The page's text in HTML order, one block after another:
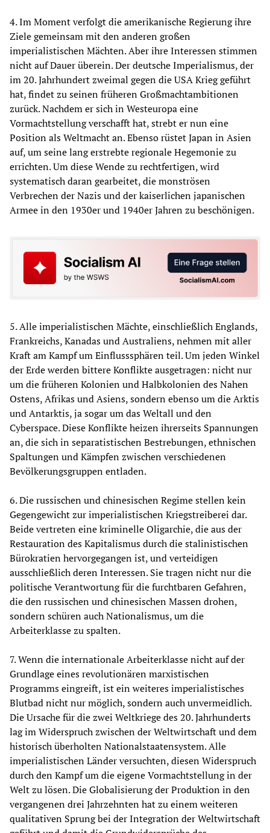
4. Im Moment verfolgt die amerikanische Regierung ihre
Ziele gemeinsam mit den anderen großen
imperialistischen Mächten. Aber ihre Interessen stimmen
nicht auf Dauer überein. Der deutsche Imperialismus, der
im 20. Jahrhundert zweimal gegen die USA Krieg geführt
hat, findet zu seinen früheren Großmachtambitionen
zurück. Nachdem er sich in Westeuropa eine
Vormachtstellung verschafft hat, strebt er nun eine
Position als Weltmacht an. Ebenso rüstet Japan in Asien
auf, um seine lang erstrebte regionale Hegemonie zu
errichten. Um diese Wende zu rechtfertigen, wird
systematisch daran gearbeitet, die monströsen
Verbrechen der Nazis und der kaiserlichen japanischen
Armee in den 1930er und 1940er Jahren zu beschönigen.
5. Alle imperialistischen Mächte, einschließlich Englands,
Frankreichs, Kanadas und Australiens, nehmen mit aller
Kraft am Kampf um Einflusssphären teil. Um jeden Winkel
der Erde werden bittere Konflikte ausgetragen: nicht nur
um die früheren Kolonien und Halbkolonien des Nahen
Ostens, Afrikas und Asiens, sondern ebenso um die Arktis
und Antarktis, ja sogar um das Weltall und den
Cyberspace. Diese Konflikte heizen ihrerseits Spannungen
an, die sich in separatistischen Bestrebungen, ethnischen
Spaltungen und Kämpfen zwischen verschiedenen
Bevölkerungsgruppen entladen.
6. Die russischen und chinesischen Regime stellen kein
Gegengewicht zur imperialistischen Kriegstreiberei dar.
Beide vertreten eine kriminelle Oligarchie, die aus der
Restauration des Kapitalismus durch die stalinistischen
Bürokratien hervorgegangen ist, und verteidigen
ausschließlich deren Interessen. Sie tragen nicht nur die
politische Verantwortung für die furchtbaren Gefahren,
die den russischen und chinesischen Massen drohen,
sondern schüren auch Nationalismus, um die
Arbeiterklasse zu spalten.
7. Wenn die internationale Arbeiterklasse nicht auf der
Grundlage eines revolutionären marxistischen
Programms eingreift, ist ein weiteres imperialistisches
Blutbad nicht nur möglich, sondern auch unvermeidlich.
Die Ursache für die zwei Weltkriege des 20. Jahrhunderts
lag im Widerspruch zwischen der Weltwirtschaft und dem
historisch überholten Nationalstaatensystem. Alle
imperialistischen Länder versuchten, diesen Widerspruch
durch den Kampf um die eigene Vormachtstellung in der
Welt zu lösen. Die Globalisierung der Produktion in den
vergangenen drei Jahrzehnten hat zu einem weiteren
qualitativen Sprung bei der Integration der Weltwirtschaft